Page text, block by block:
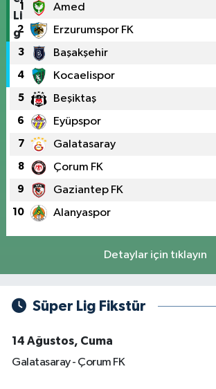
1 Amed
2 Erzurumspor FK
3 Başakşehir
4 Kocaelispor
5 Beşiktaş
6 Eyüpspor
7 Galatasaray
8 Çorum FK
9 Gaziantep FK
10 Alanyaspor
Detaylar için tıklayın
Süper Lig Fikstür
14 Ağustos, Cuma
Galatasaray - Çorum FK